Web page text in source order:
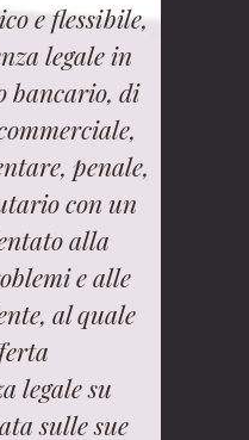
e flessibile,
legale in
bancario, di
penale,
con un
alla
e alle
al quale
legale su
sulle sue